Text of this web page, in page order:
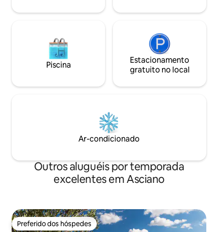
Piscina
Estacionamento
gratuito no local
Ar-condicionado
Outros aluguéis por temporada
excelentes em Asciano
Preferido dos hóspedes
Preferido dos hóspedes